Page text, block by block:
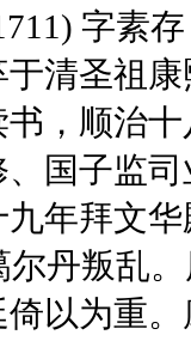
字素存
清圣祖
，顺治
国子监
年拜文
尔丹叛乱
以为重